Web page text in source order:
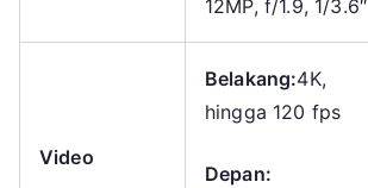
12MP, f/1.9, 1/3.6″
Video
Belakang:4K,
hingga 120 fps
Depan: